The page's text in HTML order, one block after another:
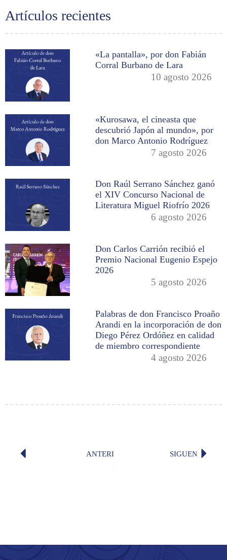
Artículos recientes
«La pantalla», por don Fabián
Corral Burbano de Lara
10 agosto 2026
«Kurosawa, el cineasta que
descubrió Japón al mundo», por
don Marco Antonio Rodríguez
7 agosto 2026
Don Raúl Serrano Sánchez ganó
el XIV Concurso Nacional de
Literatura Miguel Riofrío 2026
6 agosto 2026
Don Carlos Carrión recibió el
Premio Nacional Eugenio Espejo
2026
5 agosto 2026
Palabras de don Francisco Proaño
Arandi en la incorporación de don
Diego Pérez Ordóñez en calidad
de miembro correspondiente
4 agosto 2026
ANTERIOR «Amigo de las nubes» (Jorge
SIGUENTE«La